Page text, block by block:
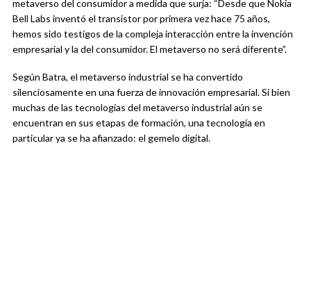
metaverso del consumidor a medida que surja: “Desde que Nokia
Bell Labs inventó el transistor por primera vez hace 75 años,
hemos sido testigos de la compleja interacción entre la invención
empresarial y la del consumidor. El metaverso no será diferente”.
Según Batra, el metaverso industrial se ha convertido
silenciosamente en una fuerza de innovación empresarial. Si bien
muchas de las tecnologías del metaverso industrial aún se
encuentran en sus etapas de formación, una tecnología en
particular ya se ha afianzado: el gemelo digital.